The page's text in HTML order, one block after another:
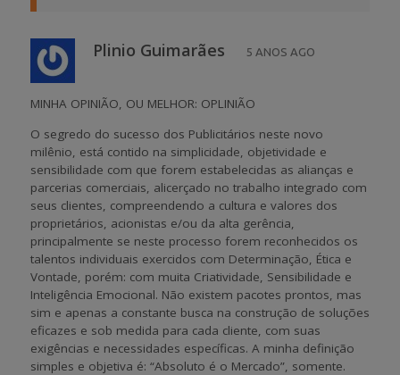
Plinio Guimarães 5 ANOS AGO
MINHA OPINIÃO, OU MELHOR: OPLINIÃO
O segredo do sucesso dos Publicitários neste novo
milênio, está contido na simplicidade, objetividade e
sensibilidade com que forem estabelecidas as alianças e
parcerias comerciais, alicerçado no trabalho integrado com
seus clientes, compreendendo a cultura e valores dos
proprietários, acionistas e/ou da alta gerência,
principalmente se neste processo forem reconhecidos os
talentos individuais exercidos com Determinação, Ética e
Vontade, porém: com muita Criatividade, Sensibilidade e
Inteligência Emocional. Não existem pacotes prontos, mas
sim e apenas a constante busca na construção de soluções
eficazes e sob medida para cada cliente, com suas
exigências e necessidades específicas. A minha definição
simples e objetiva é: “Absoluto é o Mercado”, somente.